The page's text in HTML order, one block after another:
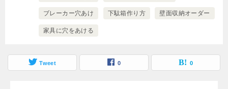
ブレーカー穴あけ 下駄箱作り方 壁面収納オーダー
家具に穴をあける
Tweet 0 0